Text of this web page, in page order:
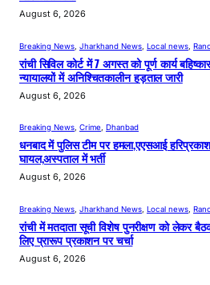
August 6, 2026
Breaking News Jharkhand News Local news
रांची सिविल कोर्ट में 7 अगस्त को पूर्ण कार्य
न्यायालयों में अनिश्चितकालीन हड़ताल जारी
August 6, 2026
Breaking News, Crime, Dhanbad
धनबाद में पुलिस टीम पर हमला,एएसआई हरिप्रकाश
घायल,अस्पताल में भर्ती
August 6, 2026
Breaking News Jharkhand News Local news
रांची में मतदाता सूची विशेष पुनरीक्षण को लेकर
लिए प्रारूप प्रकाशन पर चर्चा
August 6, 2026